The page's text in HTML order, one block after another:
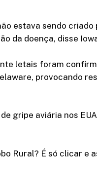
estava sendo criado
da doença, disse
letais foram
provocando
gripe aviária nos
Rural? É só clicar e